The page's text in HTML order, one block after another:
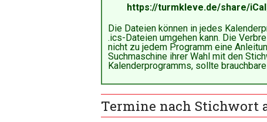
https://turmkleve.de/share/
Die Dateien können in jedes
.ics-Dateien umgehen kann. Die
nicht zu jedem Programm eine
Suchmaschine ihrer Wahl mit den
Kalenderprogramms, sollte
Termine nach Stichwort